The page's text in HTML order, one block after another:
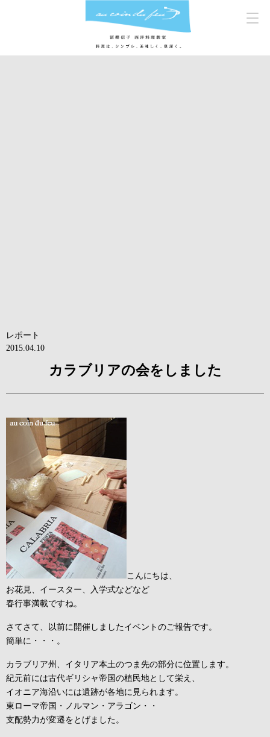
レポート
2015.04.10
カラブリアの会をしました
こんにちは、
お花見、イースター、入学式などなど
春行事満載ですね。
さてさて、以前に開催しましたイベントのご報告です。
簡単に・・・。
カラブリア州、イタリア本土のつま先の部分に位置します。
紀元前には古代ギリシャ帝国の植民地として栄え、
イオニア海沿いには遺跡が各地に見られます。
東ローマ帝国・ノルマン・アラゴン・・
支配勢力が変遷をとげました。